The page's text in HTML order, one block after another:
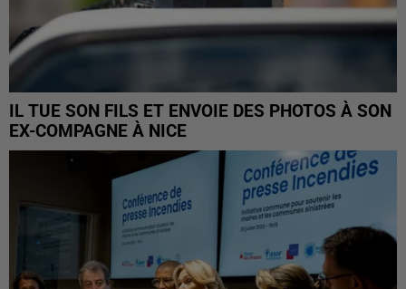
IL TUE SON FILS ET ENVOIE DES PHOTOS À SON
EX-COMPAGNE À NICE